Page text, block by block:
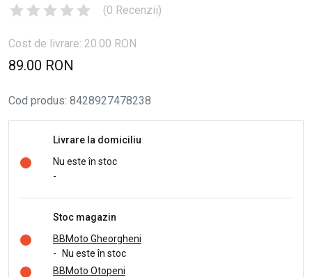
(0 Recenzii)
Cost de livrare: 20.00 RON
89.00 RON
Cod produs: 8428927478238
Livrare la domiciliu
Nu este în stoc
-
Stoc magazin
BBMoto Gheorgheni
-
Nu este în stoc
BBMoto Otopeni